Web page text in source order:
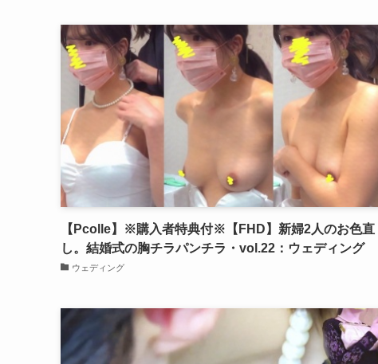
【Pcolle】※購入者特典付※【FHD】新婦2人のお色直
し。結婚式の胸チラパンチラ・vol.22：ウェディング
ウェディング